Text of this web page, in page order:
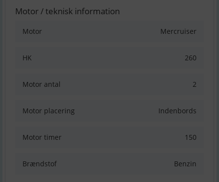
Motor / teknisk information
Motor Mercruiser
HK 260
Motor antal 2
Motor placering Indenbords
Motor timer 150
Brændstof Benzin